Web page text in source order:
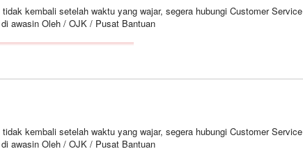
kembali setelah waktu yang wajar, segera hubungi Customer Service
awasin Oleh / OJK / Pusat Bantuan
kembali setelah waktu yang wajar, segera hubungi Customer Service
awasin Oleh / OJK / Pusat Bantuan